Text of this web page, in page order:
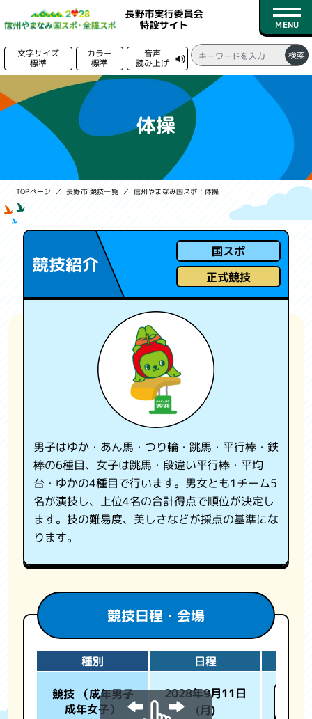
文字サイズ
標準
カラー
標準
音声
読み上げ
検索
トップページ
新着情報
競技一覧
会場一覧
募集情報
実行委員会情報
国スポ・全障スポについて
関係機関リンク集
利用規約
プライバシーポリシー
体操
TOPページ 長野市 競技一覧 信州やまなみ国スポ：体操
競技紹介
国スポ
正式競技
男子はゆか・あん馬・つり輪・跳馬・平行棒・鉄
棒の6種目、女子は跳馬・段違い平行棒・平均
台・ゆかの4種目で行います。男女とも1チーム5
名が演技し、上位4名の合計得点で順位が決定し
ます。技の難易度、美しさなどが採点の基準にな
ります。
競技日程・会場
種別 日程
競技 （成年男子
成年女子）
2028年9月11日
(月)